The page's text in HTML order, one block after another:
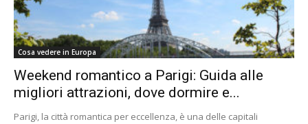
Cosa vedere in Europa
Weekend romantico a Parigi: Guida alle
migliori attrazioni, dove dormire e...
Parigi, la città romantica per eccellenza, è una delle capitali